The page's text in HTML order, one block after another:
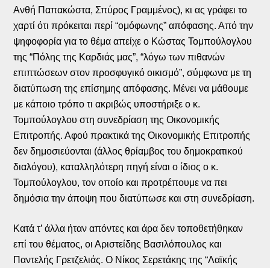
Ανθή Παπακώστα, Σπύρος Γραμμένος), κι ας γράφει το
χαρτί ότι πρόκειται περί “ομόφωνης” απόφασης. Από την
ψηφοφορία για το θέμα απείχε ο Κώστας Τομπούλογλου
της “Πόλης της Καρδιάς μας”, “λόγω των πιθανών
επιπτώσεων στον προσφυγικό οικισμό”, σύμφωνα με τη
διατύπωση της επίσημης απόφασης. Μένει να μάθουμε
με κάποιο τρόπο τι ακριβώς υποστήριξε ο κ.
Τομπούλογλου στη συνεδρίαση της Οικονομικής
Επιτροπής. Αφού πρακτικά της Οικονομικής Επιτροπής
δεν δημοσιεύονται (άλλος θρίαμβος του δημοκρατικού
διαλόγου), καταλληλότερη πηγή είναι ο ίδιος ο κ.
Τομπούλογλου, τον οποίο και προτρέπουμε να πει
δημόσια την άποψη που διατύπωσε και στη συνεδρίαση.
Κατά τ’ άλλα ήταν απόντες και άρα δεν τοποθετήθηκαν
επί του θέματος, οι Αριστείδης Βασιλόπουλος και
Παντελής Γρετζελιάς. Ο Νίκος Σερετάκης της “Λαϊκής